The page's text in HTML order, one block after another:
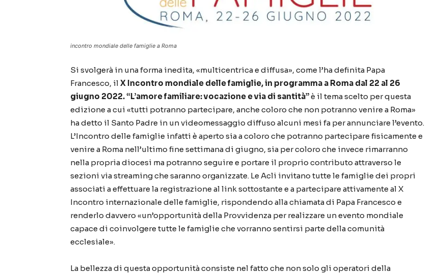
incontro mondiale delle famiglie a Roma
Si svolgerà in una forma inedita, «multicentrica e diffusa», come l’ha definita Papa
Francesco, il X Incontro mondiale delle famiglie, in programma a Roma dal 22 al 26
giugno 2022.“L’amore familiare: vocazione e via di santità”è il tema scelto per questa
edizione a cui «tutti potranno partecipare, anche coloro che non potranno venire a Roma»
ha detto il Santo Padre in un videomessaggio diffuso alcuni mesi fa per annunciare l’evento.
L’Incontro delle famiglie infatti è aperto sia a coloro che potranno partecipare fisicamente e
venire a Roma nell’ultimo fine settimana di giugno, sia per coloro che invece rimarranno
nella propria diocesi ma potranno seguire e portare il proprio contributo attraverso le
sezioni via streaming che saranno organizzate. Le Acli invitano tutte le famiglie dei propri
associati a effettuare la registrazione al link sottostante e a partecipare attivamente al X
Incontro internazionale delle famiglie, rispondendo alla chiamata di Papa Francesco e
renderlo davvero «un’opportunità della Provvidenza per realizzare un evento mondiale
capace di coinvolgere tutte le famiglie che vorranno sentirsi parte della comunità
ecclesiale».
La bellezza di questa opportunità consiste nel fatto che non solo gli operatori della